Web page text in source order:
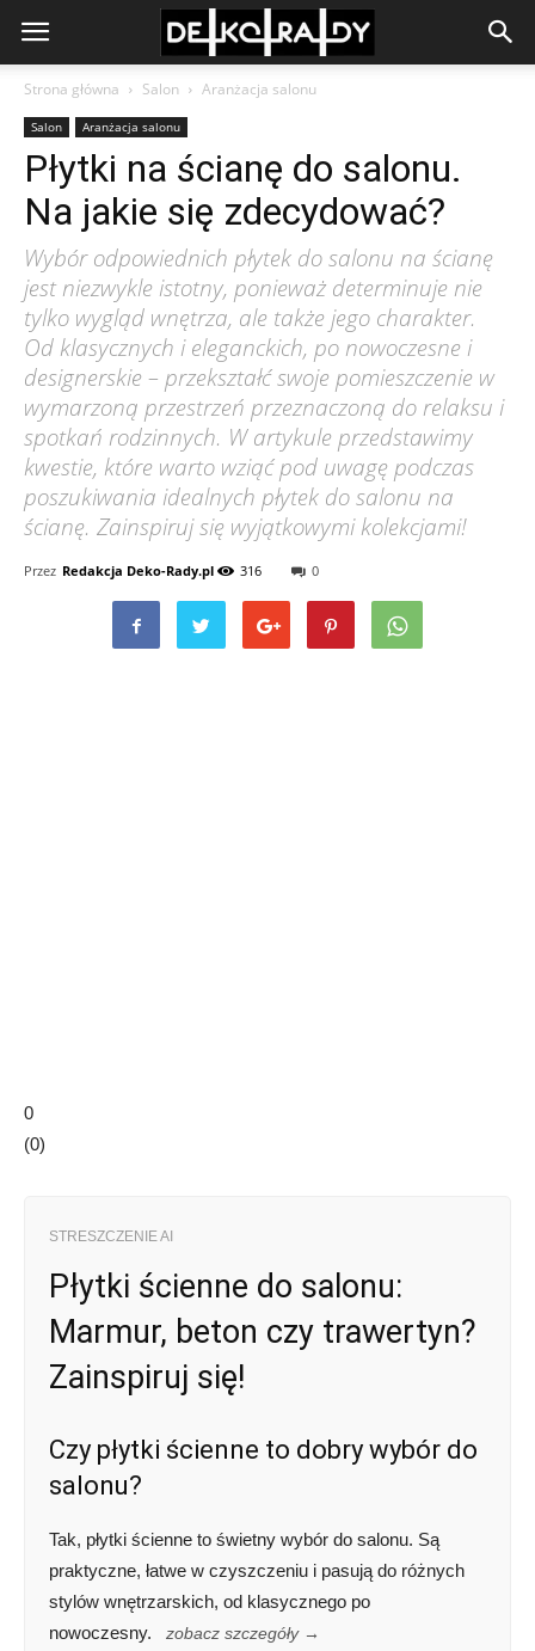
Strona główna Salon Aranżacja salonu
Salon Aranżacja salonu
Płytki na ścianę do salonu.
Na jakie się zdecydować?
Wybór odpowiednich płytek do salonu na ścianę
jest niezwykle istotny, ponieważ determinuje nie
tylko wygląd wnętrza, ale także jego charakter.
Od klasycznych i eleganckich, po nowoczesne i
designerskie – przekształć swoje pomieszczenie w
wymarzoną przestrzeń przeznaczoną do relaksu i
spotkań rodzinnych. W artykule przedstawimy
kwestie, które warto wziąć pod uwagę podczas
poszukiwania idealnych płytek do salonu na
ścianę. Zainspiruj się wyjątkowymi kolekcjami!
Przez Redakcja Deko-Rady.pl 316 0
0
(0)
STRESZCZENIE AI
Płytki ścienne do salonu:
Marmur, beton czy trawertyn?
Zainspiruj się!
Czy płytki ścienne to dobry wybór do
salonu?
Tak, płytki ścienne to świetny wybór do salonu. Są
praktyczne, łatwe w czyszczeniu i pasują do różnych
stylów wnętrzarskich, od klasycznego po
nowoczesny.
zobacz szczegóły →